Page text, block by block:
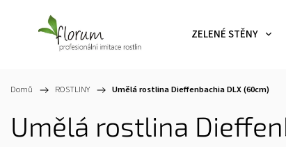
ZELENÉ STĚNY
Domů / ROSTLINY / Umělá rostlina Dieffenbachia DLX (60cm)
Umělá rostlina